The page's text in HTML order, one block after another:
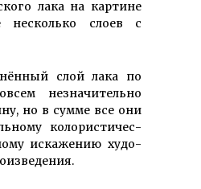
лака на картине
несколько слоев с
слой лака по
незначительно
но в сумме все они
ко­ло­рис­ти­чес­
иска­жению ху­до­